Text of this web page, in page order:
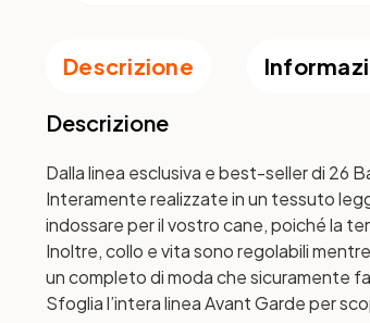
Descrizione
Descrizione
Dalla linea esclusiva e best-seller di 26
Interamente realizzate in un tessuto
indossare per il vostro cane, poiché la
Inoltre, collo e vita sono regolabili
un completo di moda che sicuramente
Sfoglia l’intera linea Avant Garde per